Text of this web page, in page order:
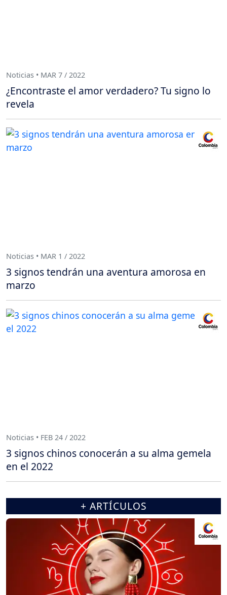
Noticias • MAR 7 / 2022
¿Encontraste el amor verdadero? Tu signo lo
revela
Noticias • MAR 1 / 2022
3 signos tendrán una aventura amorosa en
marzo
Noticias • FEB 24 / 2022
3 signos chinos conocerán a su alma gemela
en el 2022
+ ARTÍCULOS